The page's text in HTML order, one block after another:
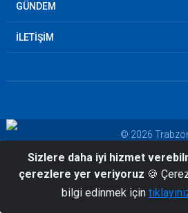
GÜNDEM
İLETİŞİM
© 2026
Müdürlüğü
Sizlere daha iyi hizmet
çerezlere yer veriyoruz 🍪
bilgi edinmek için